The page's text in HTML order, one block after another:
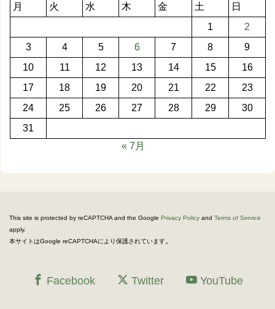
月 火 水 木 金 土
日
1
2
3
4 5 6 7 8
9
10
11 12 13 14 15
16
17
18 19 20 21 22
23
24
25 26 27 28 29
30
31
« 7月
This site is protected by reCAPTCHA and the Google Privacy Policy and Terms of Service
apply.
本サイトはGoogle reCAPTCHAにより保護されています。
Facebook Twitter YouTube